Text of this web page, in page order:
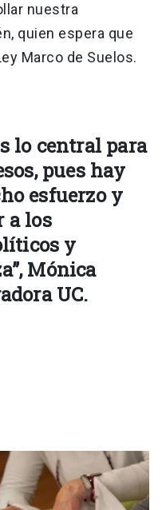
nuestra
quien espera que
Marco de Suelos.
lo central para
pues hay
esfuerzo y
a los
y
Mónica
UC.